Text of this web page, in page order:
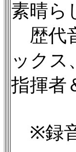
素晴ら
歴代
ックス
指揮者
※録音